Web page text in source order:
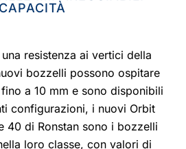
CAPACITÀ
resistenza ai vertici della
bozzelli possono ospitare
a 10 mm e sono disponibili
configurazioni, i nuovi Orbit
40 di Ronstan sono i bozzelli
loro classe, con valori di